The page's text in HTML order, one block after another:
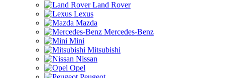
Land Rover
Lexus
Mazda
Mercedes-Benz
Mini
Mitsubishi
Nissan
Opel